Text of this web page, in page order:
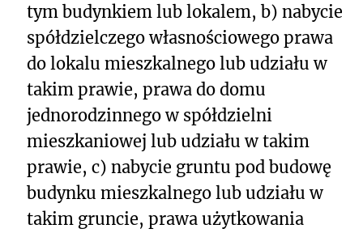
tym budynkiem lub lokalem, b) nabycie
spółdzielczego własnościowego prawa
do lokalu mieszkalnego lub udziału w
takim prawie, prawa do domu
jednorodzinnego w spółdzielni
mieszkaniowej lub udziału w takim
prawie, c) nabycie gruntu pod budowę
budynku mieszkalnego lub udziału w
takim gruncie, prawa użytkowania